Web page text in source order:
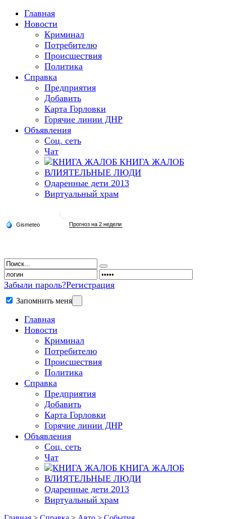
Главная
Новости
Криминал
Потребителю
Происшествия
Политика
Справка
Предприятия
Добавить
Карта Горловки
Горячие линии ДНР
Объявления
Соц. сеть
Чат
КНИГА ЖАЛОБ
ВЛИЯТЕЛЬНЫЕ ЛЮДИ
Одаренные дети 2013
Виртуальный храм
Забыли пароль?Регистрация
Запомнить меня
Главная
Новости
Криминал
Потребителю
Происшествия
Политика
Справка
Предприятия
Добавить
Карта Горловки
Горячие линии ДНР
Объявления
Соц. сеть
Чат
КНИГА ЖАЛОБ
ВЛИЯТЕЛЬНЫЕ ЛЮДИ
Одаренные дети 2013
Виртуальный храм